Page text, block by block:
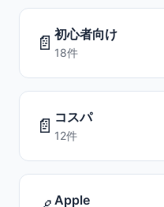
📄 初心者向け
18件
📄 コスパ
12件
Apple